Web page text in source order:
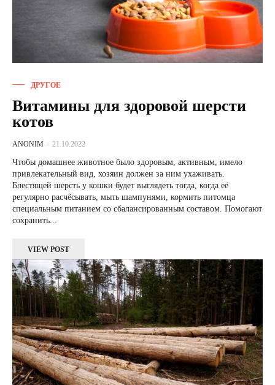
ДРУГОЕ
Витамины для здоровой шерсти
котов
ANONIM - 21.10.2022
Чтобы домашнее животное было здоровым, активным, имело
привлекательный вид, хозяин должен за ним ухаживать.
Блестящей шерсть у кошки будет выглядеть тогда, когда её
регулярно расчёсывать, мыть шампунями, кормить питомца
специальным питанием со сбалансированным составом. Помогают
сохранить...
VIEW POST